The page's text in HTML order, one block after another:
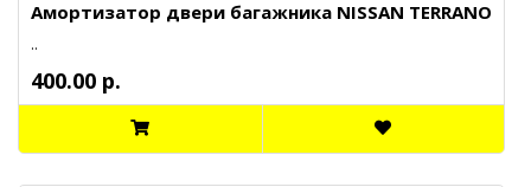
Амортизатор двери багажника NISSAN TERRANO
..
400.00 р.